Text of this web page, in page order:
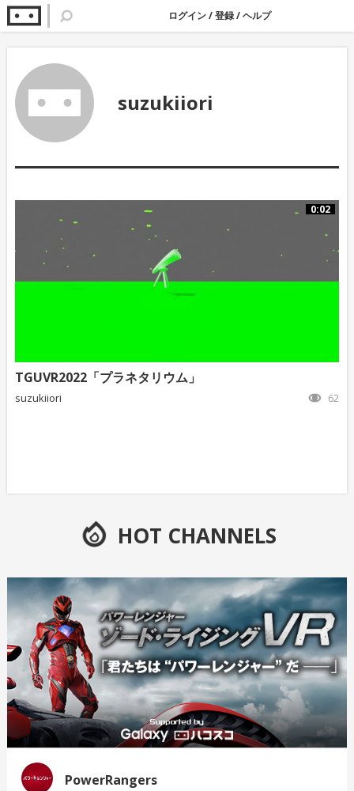
ログイン/登録/ヘルプ
suzukiiori
0:02
TGUVR2022「プラネタリウム」
suzukiiori 62
HOT CHANNELS
PowerRangers